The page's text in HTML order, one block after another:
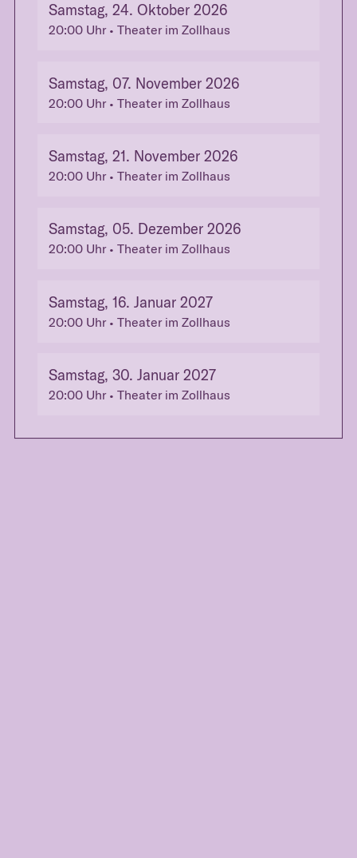
Samstag, 24. Oktober 2026
20:00Uhr• Theater im Zollhaus
Samstag, 07. November 2026
20:00Uhr• Theater im Zollhaus
Samstag, 21. November 2026
20:00Uhr• Theater im Zollhaus
Samstag, 05. Dezember 2026
20:00Uhr• Theater im Zollhaus
Samstag, 16. Januar 2027
20:00Uhr• Theater im Zollhaus
Samstag, 30. Januar 2027
20:00Uhr• Theater im Zollhaus